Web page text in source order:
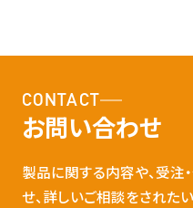
CONTACT
お問い合わせ
製品に関する内容や、受注
せ、詳しいご相談をされた